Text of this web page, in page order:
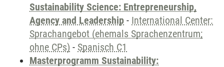
Sustainability Science: Entrepreneurship,
Agency and Leadership - International Center:
Sprachangebot (ehemals Sprachenzentrum;
ohne CPs) - Spanisch C1
Masterprogramm Sustainability: